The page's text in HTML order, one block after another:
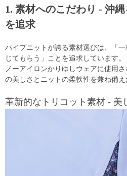
1. 素材へのこだわり - 沖
を追求
パイプニットが誇る素材選びは、「
じてもらう」ことを追求しています。
ノーアイロンかりゆしウェアに使用
の美しさとニットの柔軟性を兼ね備え
革新的なトリコット素材 - 美